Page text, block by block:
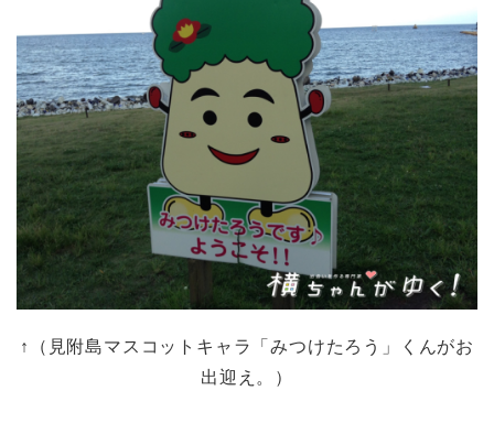
↑（見附島マスコットキャラ「みつけたろう」くんがお
出迎え。）